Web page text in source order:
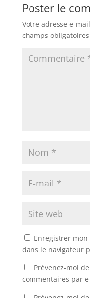
Poster le
Votre adresse e-
champs
Enregistrer
dans le navigateur
Prévenez-moi
commentaires par